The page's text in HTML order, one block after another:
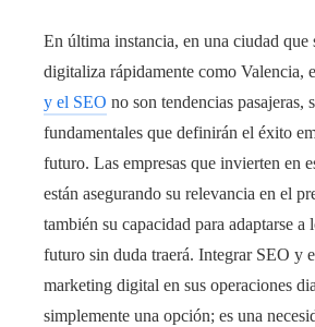
En última instancia, en una ciudad que
digitaliza rápidamente como Valencia,
y el SEO no son tendencias pasajeras,
fundamentales que definirán el éxito
futuro. Las empresas que invierten en
están asegurando su relevancia en el
también su capacidad para adaptarse a
futuro sin duda traerá. Integrar SEO y
marketing digital en sus operaciones
simplemente una opción; es una